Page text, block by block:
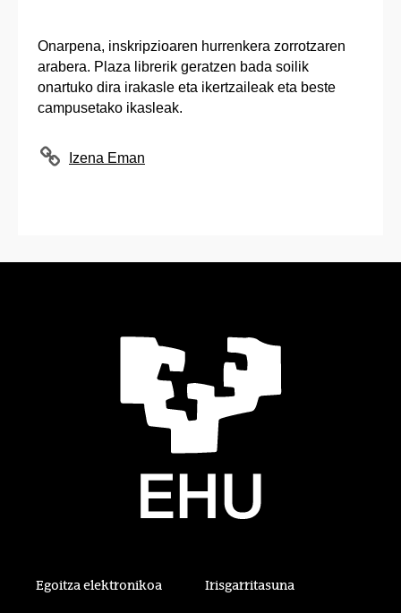
Onarpena, inskripzioaren hurrenkera zorrotzaren
arabera. Plaza librerik geratzen bada soilik
onartuko dira irakasle eta ikertzaileak eta beste
campusetako ikasleak.
Izena Eman
Egoitza elektronikoa Irisgarritasuna